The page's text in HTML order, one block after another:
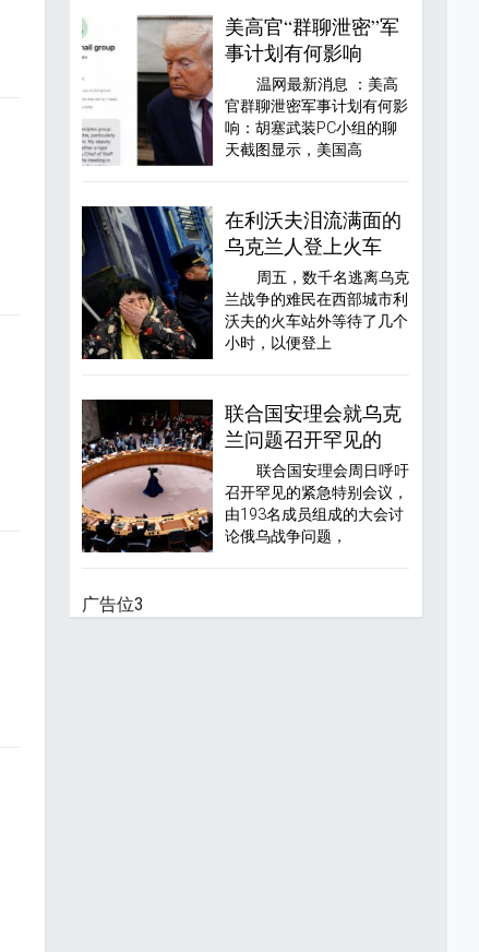
美高官“群聊泄密”军
事计划有何影响
温网最新消息 ：美高
官群聊泄密军事计划有何影
响：胡塞武装PC小组的聊
天截图显示，美国高
在利沃夫泪流满面的
乌克兰人登上火车
周五，数千名逃离乌克
兰战争的难民在西部城市利
沃夫的火车站外等待了几个
小时，以便登上
联合国安理会就乌克
兰问题召开罕见的
联合国安理会周日呼吁
召开罕见的紧急特别会议，
由193名成员组成的大会讨
论俄乌战争问题，
广告位3